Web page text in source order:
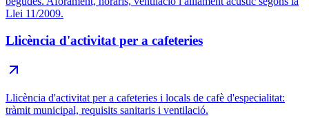
Llei 11/2009.
Llicència d'activitat per a cafeteries
Llicència d'activitat per a cafeteries i locals de cafè d'especialitat:
tràmit municipal, requisits sanitaris i ventilació.